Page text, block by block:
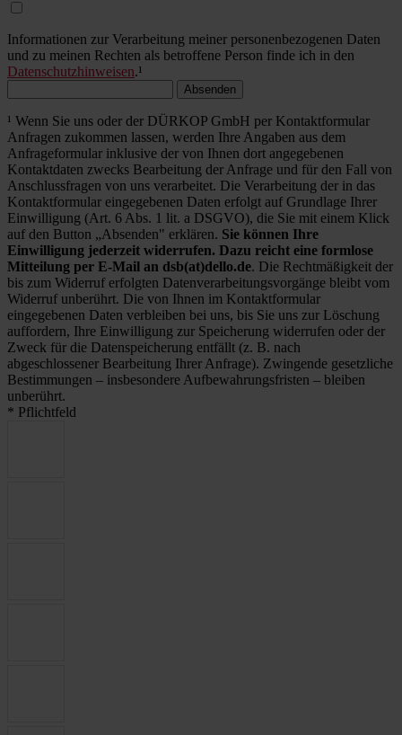
Informationen zur Verarbeitung meiner personenbezogenen Daten
und zu meinen Rechten als betroffene Person finde ich in den
Datenschutzhinweisen.¹
Absenden
¹ Wenn Sie uns oder der DÜRKOP GmbH per Kontaktformular
Anfragen zukommen lassen, werden Ihre Angaben aus dem
Anfrageformular inklusive der von Ihnen dort angegebenen
Kontaktdaten zwecks Bearbeitung der Anfrage und für den Fall von
Anschlussfragen von uns verarbeitet. Die Verarbeitung der in das
Kontaktformular eingegebenen Daten erfolgt auf Grundlage Ihrer
Einwilligung (Art. 6 Abs. 1 lit. a DSGVO), die Sie mit einem Klick
auf den Button „Absenden" erklären. Sie können Ihre
Einwilligung jederzeit widerrufen. Dazu reicht eine formlose
Mitteilung per E-Mail an dsb(at)dello.de. Die Rechtmäßigkeit der
bis zum Widerruf erfolgten Datenverarbeitungsvorgänge bleibt vom
Widerruf unberührt. Die von Ihnen im Kontaktformular
eingegebenen Daten verbleiben bei uns, bis Sie uns zur Löschung
auffordern, Ihre Einwilligung zur Speicherung widerrufen oder der
Zweck für die Datenspeicherung entfällt (z. B. nach
abgeschlossener Bearbeitung Ihrer Anfrage). Zwingende gesetzliche
Bestimmungen – insbesondere Aufbewahrungsfristen – bleiben
unberührt.
* Pflichtfeld